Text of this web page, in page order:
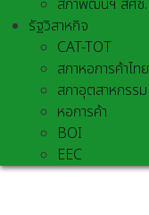
สภาพัฒน์ฯ สศช.
รัฐวิสาหกิจ
CAT-TOT
สภาหอการค้าไทย
สภาอุตสาหกรรม
หอการค้า
BOI
EEC